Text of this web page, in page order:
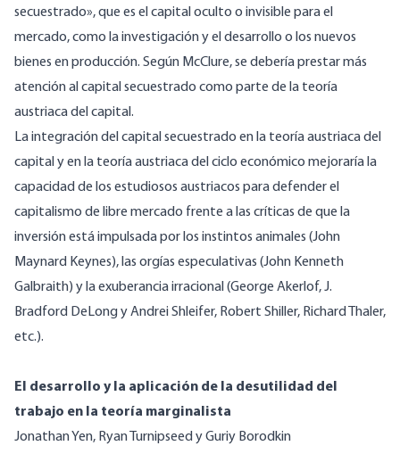
secuestrado», que es el capital oculto o invisible para el
mercado, como la investigación y el desarrollo o los nuevos
bienes en producción. Según McClure, se debería prestar más
atención al capital secuestrado como parte de la teoría
austriaca del capital.
La integración del capital secuestrado en la teoría austriaca del
capital y en la teoría austriaca del ciclo económico mejoraría la
capacidad de los estudiosos austriacos para defender el
capitalismo de libre mercado frente a las críticas de que la
inversión está impulsada por los instintos animales (John
Maynard Keynes), las orgías especulativas (John Kenneth
Galbraith) y la exuberancia irracional (George Akerlof, J.
Bradford DeLong y Andrei Shleifer, Robert Shiller, Richard Thaler,
etc.).
El desarrollo y la aplicación de la desutilidad del
trabajo en la teoría marginalista
Jonathan Yen, Ryan Turnipseed y Guriy Borodkin